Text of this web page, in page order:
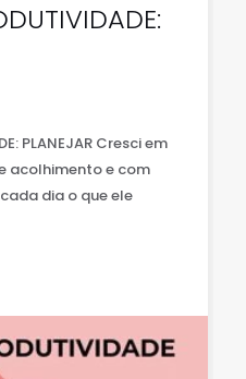
PLANEJAR Cresci em
acolhimento e com
dia o que ele